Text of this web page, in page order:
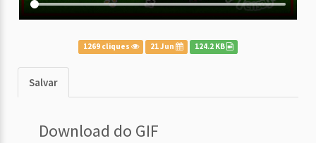
1269 cliques 21 Jun 124.2 KB
Salvar
Download do GIF